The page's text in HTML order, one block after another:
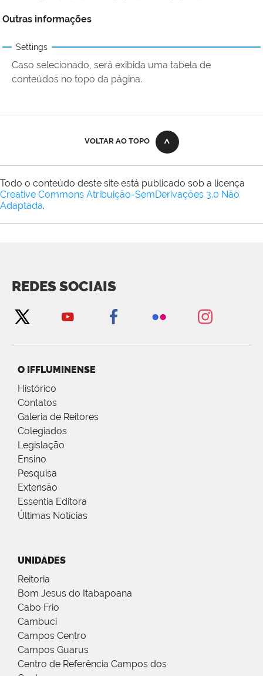
Outras informações
Settings
Caso selecionado, será exibida uma tabela de
conteúdos no topo da página.
VOLTAR AO TOPO
Todo o conteúdo deste site está publicado sob a licença
Creative Commons Atribuição-SemDerivações 3.0 Não
Adaptada.
REDES SOCIAIS
O IFFLUMINENSE
Histórico
Contatos
Galeria de Reitores
Colegiados
Legislação
Ensino
Pesquisa
Extensão
Essentia Editora
Últimas Notícias
UNIDADES
Reitoria
Bom Jesus do Itabapoana
Cabo Frio
Cambuci
Campos Centro
Campos Guarus
Centro de Referência Campos dos